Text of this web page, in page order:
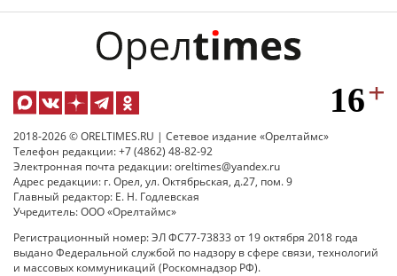
2018-2026 © ORELTIMES.RU | Сетевое издание «Орелтаймс»
Телефон редакции: +7 (4862) 48-82-92
Электронная почта редакции: oreltimes@yandex.ru
Адрес редакции: г. Орел, ул. Октябрьская, д.27, пом. 9
Главный редактор: Е. Н. Годлевская
Учредитель: ООО «Орелтаймс»
Регистрационный номер: ЭЛ ФС77-73833 от 19 октября 2018 года
выдано Федеральной службой по надзору в сфере связи, технологий
и массовых коммуникаций (Роскомнадзор РФ).